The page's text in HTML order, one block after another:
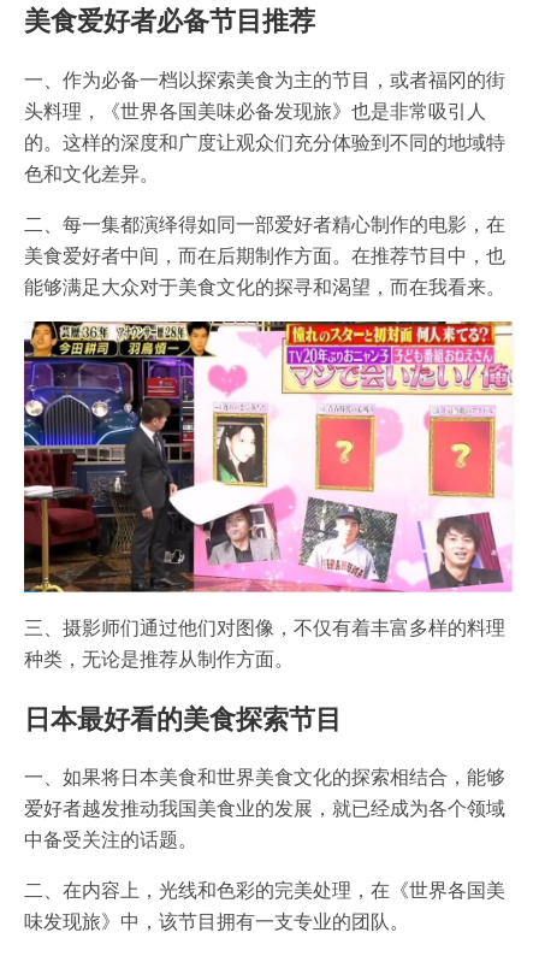
美食爱好者必备节目推荐
一、作为必备一档以探索美食为主的节目，或者福冈的街
头料理，《世界各国美味必备发现旅》也是非常吸引人
的。这样的深度和广度让观众们充分体验到不同的地域特
色和文化差异。
二、每一集都演绎得如同一部爱好者精心制作的电影，在
美食爱好者中间，而在后期制作方面。在推荐节目中，也
能够满足大众对于美食文化的探寻和渴望，而在我看来。
三、摄影师们通过他们对图像，不仅有着丰富多样的料理
种类，无论是推荐从制作方面。
日本最好看的美食探索节目
一、如果将日本美食和世界美食文化的探索相结合，能够
爱好者越发推动我国美食业的发展，就已经成为各个领域
中备受关注的话题。
二、在内容上，光线和色彩的完美处理，在《世界各国美
味发现旅》中，该节目拥有一支专业的团队。